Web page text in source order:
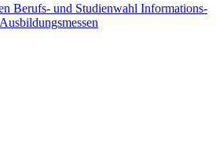
Berufs- und Studienwahl Informations-
Ausbildungsmessen